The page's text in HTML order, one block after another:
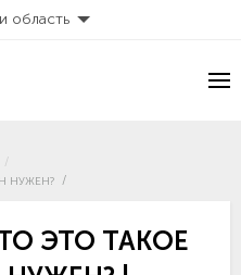
область
НУЖЕН?
ЭТО ТАКОЕ